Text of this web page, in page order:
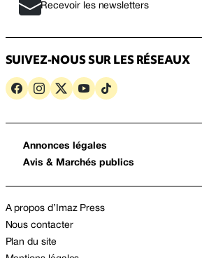
Recevoir les newsletters
SUIVEZ-NOUS SUR LES RÉSEAUX
Annonces légales
Avis & Marchés publics
A propos d’Imaz Press
Nous contacter
Plan du site